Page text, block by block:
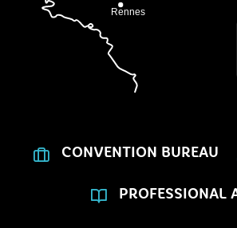
CONVENTION BUREAU
PROFESSIONAL